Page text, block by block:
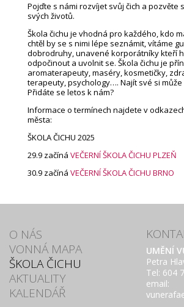
Pojďte s námi rozvíjet svůj čich a pozvěte
svých životů.
Škola čichu je vhodná pro každého, kdo
chtěl by se s nimi lépe seznámit, vítáme
dobrodruhy, unavené korporátníky kteří
odpočinout a uvolnit se. Škola čichu je
aromaterapeuty, maséry, kosmetičky,
terapeuty, psychology…. Najít své si
Přidáte se letos k nám?
Informace o termínech najdete v
města:
ŠKOLA ČICHU 2025
29.9 začíná VEČERNÍ ŠKOLA ČICHU PLZEŇ
30.9 začíná VEČERNÍ ŠKOLA ČICHU BRNO
O NÁS
VONNÁ MAPA
ŠKOLA ČICHU
AKTUALITY
KALENDÁŘ
UMĚNÍ
Petra
Tel: 604
email: